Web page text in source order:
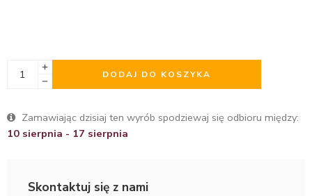
DODAJ DO KOSZYKA
Zamawiając dzisiaj ten wyrób spodziewaj się odbioru między:
10 sierpnia - 17 sierpnia
Skontaktuj się z nami